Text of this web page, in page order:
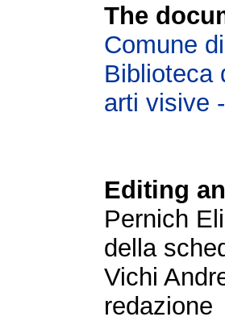
The
Comune
Biblioteca
arti visive
Editing
Pernich
della
Vichi
redazione